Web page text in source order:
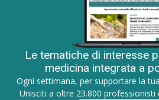
Le tematiche di interesse
medicina integrata a
Ogni settimana, per supportare la
Unisciti a oltre 23.800 professionisti